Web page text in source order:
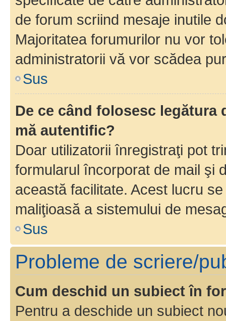
de forum scriind mesaje inutile
Majoritatea forumurilor nu vor
administratorii vă vor scădea
Sus
De ce când folosesc
mă autentific?
Doar utilizatorii înregistraţi pot
formularul încorporat de mail şi
această facilitate. Acest lucru
maliţioasă a sistemului de
Sus
Probleme de scriere/
Cum deschid un subiect în
Pentru a deschide un subiect